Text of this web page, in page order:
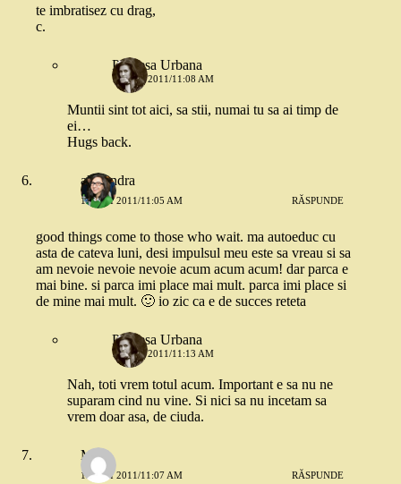
te imbratisez cu drag,
c.
Printesa Urbana
15 MAI 2011/11:08 AM
Muntii sint tot aici, sa stii, numai tu sa ai timp de
ei…
Hugs back.
alexandra
15 MAI 2011/11:05 AM RĂSPUNDE
good things come to those who wait. ma autoeduc cu
asta de cateva luni, desi impulsul meu este sa vreau si sa
am nevoie nevoie nevoie acum acum acum! dar parca e
mai bine. si parca imi place mai mult. parca imi place si
de mine mai mult. 🙂 io zic ca e de succes reteta
Printesa Urbana
15 MAI 2011/11:13 AM
Nah, toti vrem totul acum. Important e sa nu ne
suparam cind nu vine. Si nici sa nu incetam sa
vrem doar asa, de ciuda.
Mara
15 MAI 2011/11:07 AM RĂSPUNDE